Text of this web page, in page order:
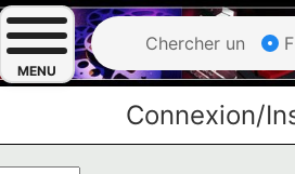
MENU
Chercher un
Connexion/